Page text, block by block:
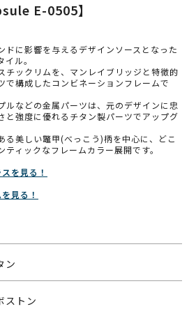
E-0505】
ドに影響を与えるデザインソースとなった
ル。
チックリムを、マンレイブリッジと特徴的
で構成したコンビネーションフレームで
ルなどの金属パーツは、元のデザインに忠
と強度に優れるチタン製パーツでアップグ
る美しい鼈甲(べっこう)柄を中心に、どこ
ィックなフレームカラー展開です。
を見る！
見る！
ン
ストン